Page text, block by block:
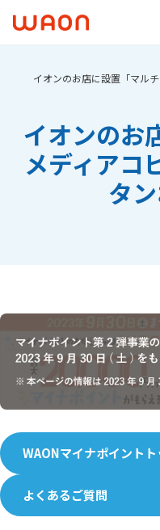
イオンのお店に設置「マル
イオンのお
メディアコ
タ
WAONマイナポイント
よくあるご質問